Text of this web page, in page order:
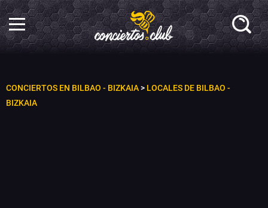
CONCIERTOS EN BILBAO - BIZKAIA> LOCALES DE BILBAO -
BIZKAIA